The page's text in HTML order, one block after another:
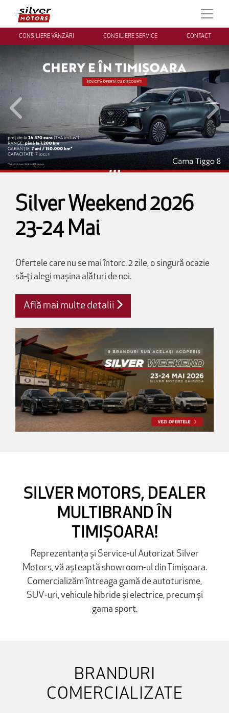
CONSILIERE VÂNZĂRI CONSILIERE SERVICE CONTACT
Inapoi
Silver Weekend 2026
23-24 Mai
Ofertele care nu se mai întorc. 2 zile, o singură ocazie
să-ți alegi mașina alături de noi.
Află mai multe detalii
SILVER MOTORS, DEALER
MULTIBRAND ÎN
TIMIȘOARA!
Reprezentanța și Service-ul Autorizat Silver
Motors, vă așteaptă showroom-ul din Timișoara.
Comercializăm întreaga gamă de autoturisme,
SUV-uri, vehicule hibride și electrice, precum și
gama sport.
BRANDURI
COMERCIALIZATE